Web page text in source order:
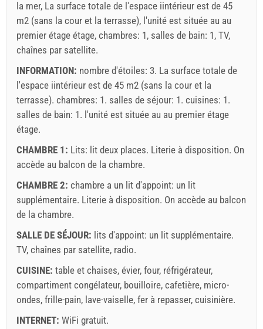
EUR (once - par_person), Inscriptions des clients (01.01 -
30.06. / 01.09. - 31.12.): 5 EUR (once - par_person)
Termes et conditions du fournisseur
Réservez et attendez la confirmation
Si vous ne souhaitez pas réserver immédiatement et que
vous avez d'autres questions, veuillez les remplir et
la mer, La surface totale de l'espace iintérieur est de 45
m2 (sans la cour et la terrasse), l'unité est située au au
premier étage étage, chambres: 1, salles de bain: 1, TV,
chaînes par satellite.
INFORMATION: nombre d'étoiles: 3. La surface totale de
l'espace iintérieur est de 45 m2 (sans la cour et la
terrasse). chambres: 1. salles de séjour: 1. cuisines: 1.
salles de bain: 1. l'unité est située au au premier étage
étage.
CHAMBRE 1: Lits: lit deux places. Literie à disposition. On
accède au balcon de la chambre.
CHAMBRE 2: chambre a un lit d'appoint: un lit
supplémentaire. Literie à disposition. On accède au balcon
de la chambre.
SALLE DE SÉJOUR: lits d'appoint: un lit supplémentaire.
TV, chaînes par satellite, radio.
CUISINE: table et chaises, évier, four, réfrigérateur,
compartiment congélateur, bouilloire, cafetière, micro-
ondes, frille-pain, lave-vaiselle, fer à repasser, cuisinière.
INTERNET: WiFi gratuit.